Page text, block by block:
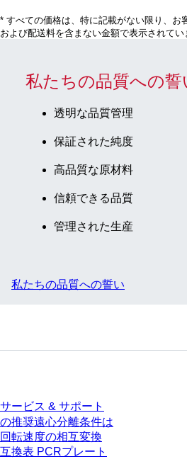
* すべての価格は、特に記載がない限り、お
および配送料を含まない金額で表示されてい
私たちの品質への誓
透明な品質管理
保証された純度
高品質な原材料
信頼できる品質
管理された生産
私たちの品質への誓い
サービス & サポート
の推奨遠心分離条件は
回転速度の相互変換
互換表 PCRプレート